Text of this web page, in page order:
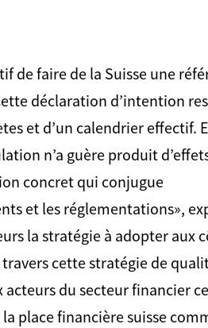
de faire de la Suisse une
déclaration d’intention
et d’un calendrier effectif.
n’a guère produit
concret qui conjugue
et les réglementations»,
la stratégie à adopter aux
travers cette stratégie de
du secteur financier
place financière suisse